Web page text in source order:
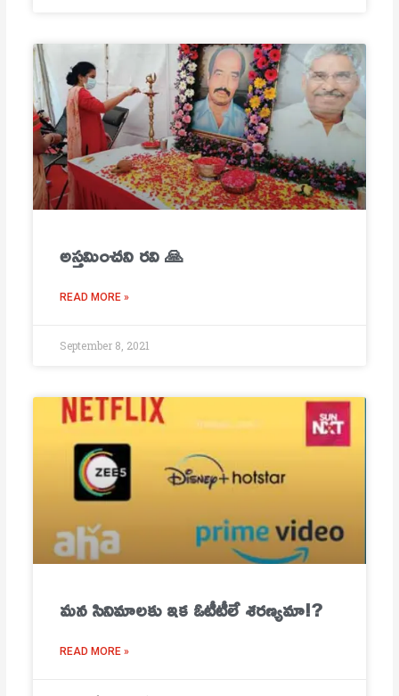
అస్తమించని రవి 🙏
READ MORE »
September 8, 2021
మ‌న సినిమాల‌కు ఇక ఓటీటీలే శ‌ర‌ణ్య‌మా!?
READ MORE »